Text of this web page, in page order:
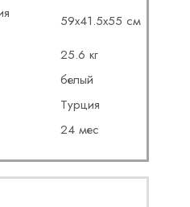
59х41.5х55 см
25.6 кг
белый
Турция
24 мес